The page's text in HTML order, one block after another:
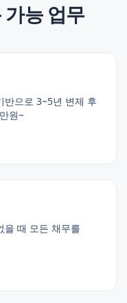
가능 업무
반으로 3~5년 변제 후
원~
을 때 모든 채무를